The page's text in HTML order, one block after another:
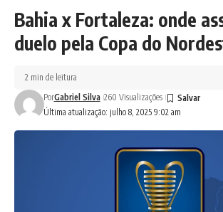
Bahia x Fortaleza: onde
duelo pela Copa do
Última atualização: julho 8, 2025 9:02 am
PorGabriel Silva 260 Visualizações
2 min de leitura